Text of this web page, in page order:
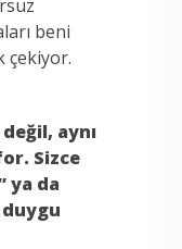
beni
çekiyor.
aynı
Sizce
ya da